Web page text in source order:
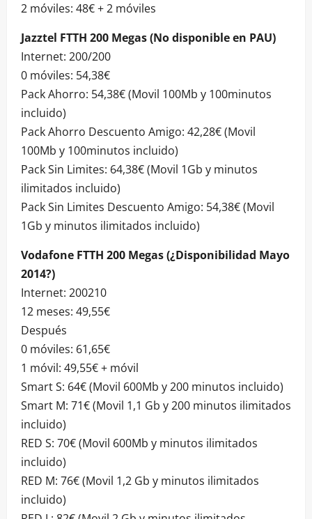
2 móviles: 48€ + 2 móviles
Jazztel FTTH 200 Megas (No disponible en PAU)
Internet: 200/200
0 móviles: 54,38€
Pack Ahorro: 54,38€ (Movil 100Mb y 100minutos
incluido)
Pack Ahorro Descuento Amigo: 42,28€ (Movil
100Mb y 100minutos incluido)
Pack Sin Limites: 64,38€ (Movil 1Gb y minutos
ilimitados incluido)
Pack Sin Limites Descuento Amigo: 54,38€ (Movil
1Gb y minutos ilimitados incluido)
Vodafone FTTH 200 Megas (¿Disponibilidad Mayo
2014?)
Internet: 200210
12 meses: 49,55€
Después
0 móviles: 61,65€
1 móvil: 49,55€ + móvil
Smart S: 64€ (Movil 600Mb y 200 minutos incluido)
Smart M: 71€ (Movil 1,1 Gb y 200 minutos ilimitados
incluido)
RED S: 70€ (Movil 600Mb y minutos ilimitados
incluido)
RED M: 76€ (Movil 1,2 Gb y minutos ilimitados
incluido)